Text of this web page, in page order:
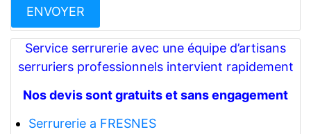
Service serrurerie avec une équipe d’artisans
serruriers professionnels intervient rapidement
Nos devis sont gratuits et sans engagement
Serrurerie a FRESNES